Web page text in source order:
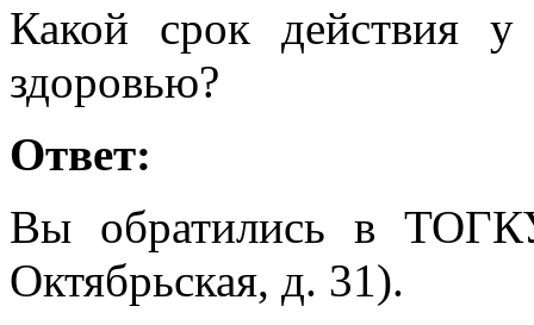
Какой срок действия
здоровью?
Ответ:
Вы обратились в
Октябрьская, д. 31).